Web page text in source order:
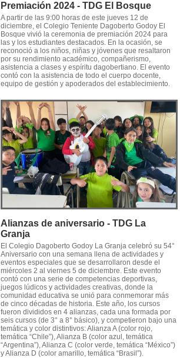
Premiación 2024 - TDG El Bosque
A partir de las 9:00 horas de este jueves 12 de
diciembre, el Colegio Teniente Dagoberto Godoy El
Bosque vivió la ceremonia de premiación 2024 para
las y los estudiantes destacados. En la ocasión, se
reconoció a los niños, niñas y jóvenes que resaltaron
por su rendimiento académico, compañerismo,
asistencia a clases y espíritu dagobertiano. El evento
contó con la asistencia de todo el cuerpo docente,
equipo de gestión y apoderados del establecimiento.
Alianzas de aniversario - TDG La
Granja
El Colegio Dagoberto Godoy La Granja celebró su 54°
Aniversario con una semana llena de actividades y
eventos especiales que se desarrollaron desde el
miércoles 2 al viernes 5 de diciembre. Este evento
contó con una serie de competencias deportivas,
juegos lúdicos y actividades creativas, donde la
comunidad educativa se unió para conmemorar más
de cinco décadas de historia. Este año, los cursos
fueron divididos en 4 alianzas, cada una formada por
seis cursos (de 3° a 8° básico), y competieron bajo una
temática y color distintivos: Alianza A (color rojo,
temática “Chile”), Alianza B (color azul, temática
“Argentina”), Alianza C (color verde, temática “México”)
y Alianza D (color amarillo, temática “Brasil”).